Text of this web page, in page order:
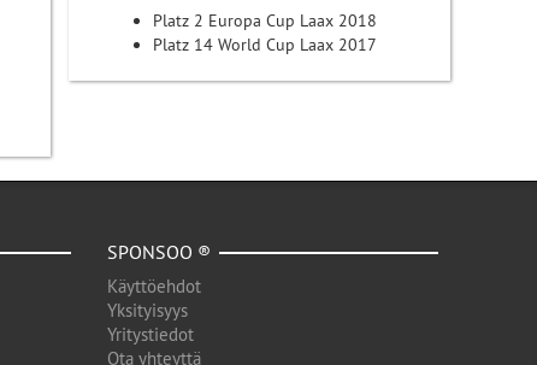
Platz 2 Europa Cup Laax 2018
Platz 14 World Cup Laax 2017
SPONSOO ®
Käyttöehdot
Yksityisyys
Yritystiedot
Ota yhteyttä